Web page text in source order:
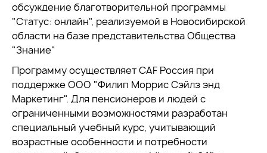
обсуждение благотворительной программы
"Статус: онлайн", реализуемой в Новосибирской
области на базе представительства Общества
"Знание"
Программу осуществляет CAF Россия при
поддержке ООО "Филип Моррис Сэйлз энд
Маркетинг". Для пенсионеров и людей с
ограниченными возможностями разработан
специальный учебный курс, учитывающий
возрастные особенности и потребности